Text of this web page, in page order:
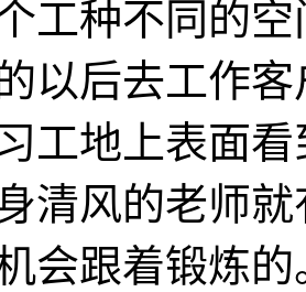
工种不同的
以后去工作
工地上表面
清风的老师
会跟着锻炼的